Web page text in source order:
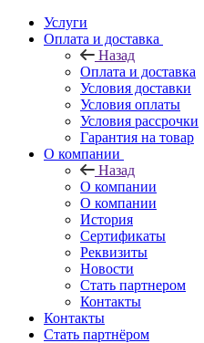
Услуги
Оплата и доставка
Назад
Оплата и доставка
Условия доставки
Условия оплаты
Условия рассрочки
Гарантия на товар
О компании
Назад
О компании
О компании
История
Сертификаты
Реквизиты
Новости
Стать партнером
Контакты
Контакты
Стать партнёром